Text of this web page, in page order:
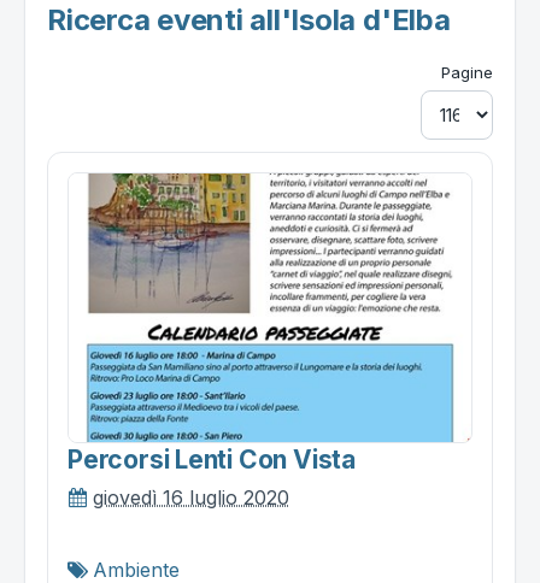
Ricerca eventi all'Isola d'Elba
Pagine
Percorsi Lenti Con Vista
giovedì 16 luglio 2020
Ambiente